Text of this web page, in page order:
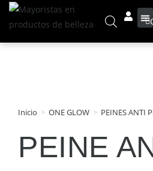
Inicio > ONE GLOW > PEINES ANTI
PEINE